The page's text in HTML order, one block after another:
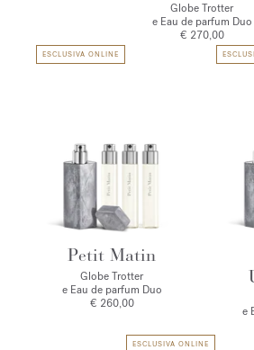
Globe Trotter
e Eau de parfum Duo
€ 270,00
ESCLUSIVA ONLINE
Petit Matin
Globe Trotter
e Eau de parfum Duo
€ 260,00
e
ESCLUSIVA ONLINE